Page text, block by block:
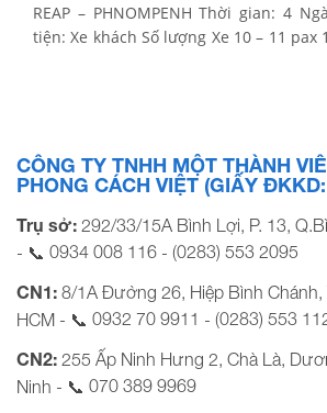
REAP – PHNOMPENH Thời gian: 4
tiện: Xe khách Số lượng Xe 10 – 11 pax
CÔNG TY TNHH MỘT THÀNH
PHONG CÁCH VIỆT (GIẤY
Trụ sở: 292/33/15A Bình Lợi, P. 13,
- 📞 0934 008 116 - (0283) 553 2095
CN1: 8/1A Đường 26, Hiệp Bình
HCM - 📞 0932 70 9911 - (0283) 553
CN2: 255 Ấp Ninh Hưng 2, Chà Là,
Ninh - 📞 070 389 9969